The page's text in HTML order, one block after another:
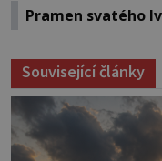
Pramen svatého
Související články